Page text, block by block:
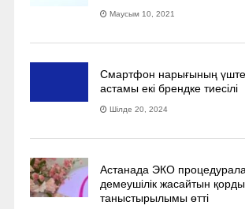
Маусым 10, 2021
Смартфон нарығының
астамы екі брендке тиесілі
Шілде 20, 2024
Астанада ЭКО
демеушілік жасайтын
таныстырылымы өтті